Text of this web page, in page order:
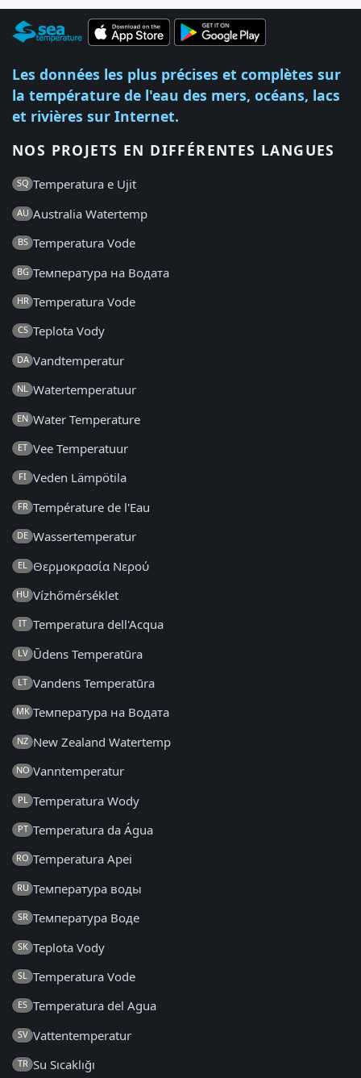
Les données les plus précises et complètes sur
la température de l'eau des mers, océans, lacs
et rivières sur Internet.
NOS PROJETS EN DIFFÉRENTES LANGUES
SQ Temperatura e Ujit
AU Australia Watertemp
BS Temperatura Vode
BG Температура на Водата
HR Temperatura Vode
CS Teplota Vody
DA Vandtemperatur
NL Watertemperatuur
EN Water Temperature
ET Vee Temperatuur
FI Veden Lämpötila
FR Température de l'Eau
DE Wassertemperatur
EL Θερμοκρασία Νερού
HU Vízhőmérséklet
IT Temperatura dell'Acqua
LV Ūdens Temperatūra
LT Vandens Temperatūra
MK Температура на Водата
NZ New Zealand Watertemp
NO Vanntemperatur
PL Temperatura Wody
PT Temperatura da Água
RO Temperatura Apei
RU Температура воды
SR Температура Воде
SK Teplota Vody
SL Temperatura Vode
ES Temperatura del Agua
SV Vattentemperatur
TR Su Sıcaklığı